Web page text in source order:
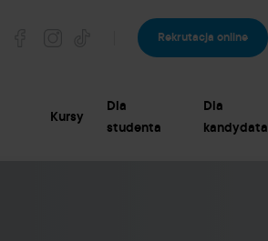
Rekrutacja online
Kursy
Dla
studenta
Dla
kandydata